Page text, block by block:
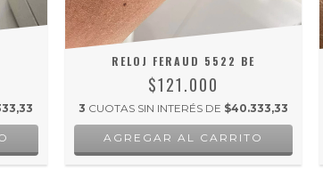
RELOJ FERAUD 5522 BE
$121.000
3 CUOTAS SIN INTERÉS DE $40.333,33